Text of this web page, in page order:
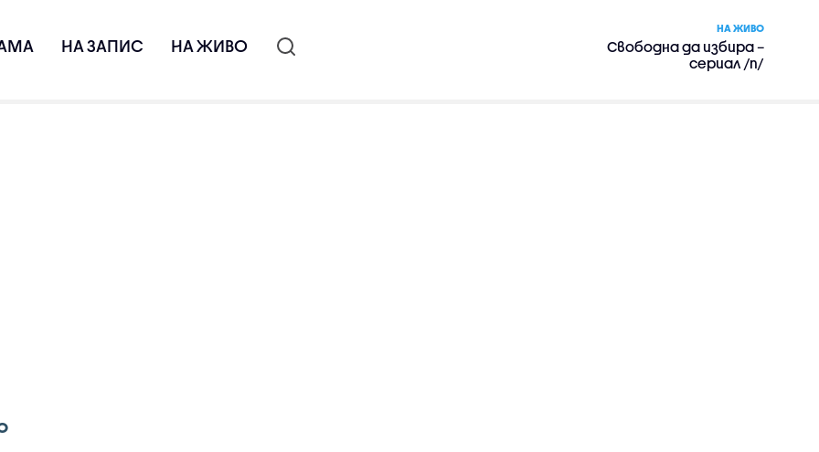
НА ЗАПИС НА ЖИВО
НА ЖИВО
Свободна да избира –
сериал /п/